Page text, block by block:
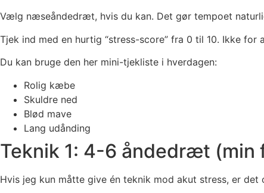
Vælg næseåndedræt, hvis du kan. Det gør tempoet
Tjek ind med en hurtig “stress-score” fra 0 til 10. Ikke
Du kan bruge den her mini-tjekliste i hverdagen:
Rolig kæbe
Skuldre ned
Blød mave
Lang udånding
Teknik 1: 4-6 åndedræt (min
Hvis jeg kun måtte give én teknik mod akut stress, er